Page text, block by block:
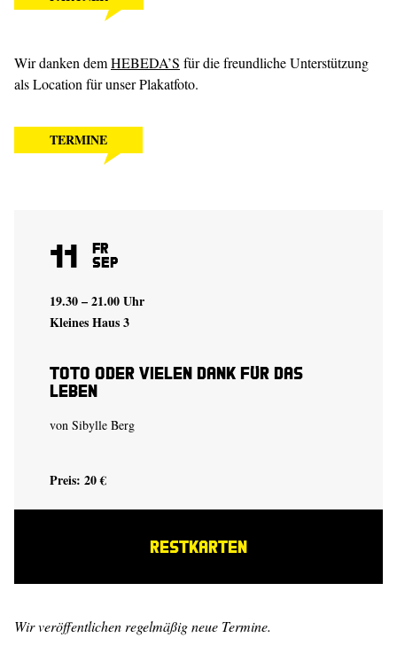
Wir danken demHEBEDA’S für die freundliche Unterstützung
als Location für unser Plakatfoto.
TERMINE
11 Fr
Sep
19.30 – 21.00 Uhr
Kleines Haus 3
Toto oder Vielen Dank für das
Leben
von Sibylle Berg
Preis: 20 €
RESTKARTEN
Wir veröffentlichen regelmäßig neue Termine.